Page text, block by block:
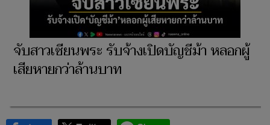
จับสาวเซียนพระ รับจ้างเปิดบัญชีม้า หลอกผู้
เสียหายกว่าล้านบาท